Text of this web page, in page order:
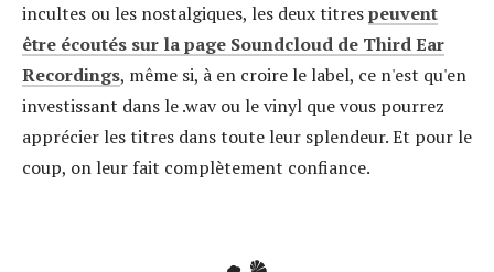
incultes ou les nostalgiques, les deux titrespeuvent
être écoutés sur la page Soundcloud de Third Ear
Recordings, même si, à en croire le label, ce n'est qu'en
investissant dans le .wav ou le vinyl que vous pourrez
apprécier les titres dans toute leur splendeur. Et pour le
coup, on leur fait complètement confiance.